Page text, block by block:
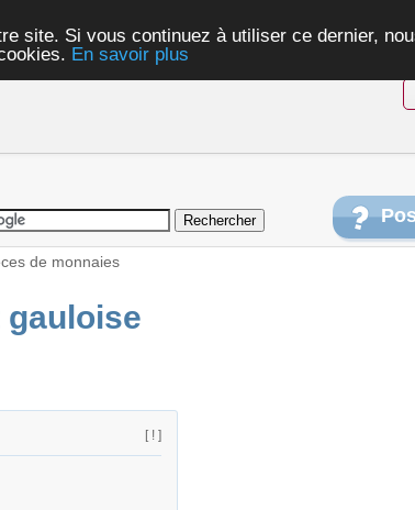
site. Si vous continuez à utiliser ce dernier,
En savoir plus
de monnaies
gauloise
[ ! ]